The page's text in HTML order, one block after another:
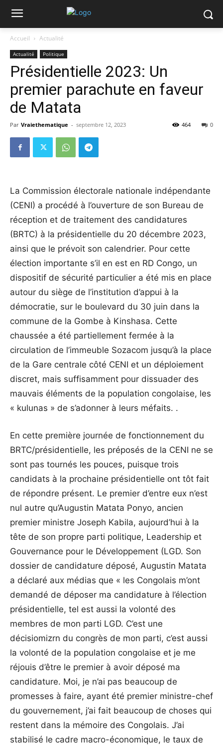
Accueil Actualité
Actualité Politique
Présidentielle 2023: Un
premier parachute en faveur
de Matata
Par Vraiethematique - septembre 12, 2023 0
464
La Commission électorale nationale indépendante
(CENI) a procédé à l’ouverture de son Bureau de
réception et de traitement des candidatures
(BRTC) à la présidentielle du 20 décembre 2023,
ainsi que le prévoit son calendrier. Pour cette
élection importante s’il en est en RD Congo, un
dispositif de sécurité particulier a été mis en place
autour du siège de l’institution d’appui à la
démocratie, sur le boulevard du 30 juin dans la
commune de la Gombe à Kinshasa. Cette
chaussée a été partiellement fermée à la
circulation de l’immeuble Sozacom jusqu’à la place
de la Gare centrale côté CENI et un déploiement
discret, mais suffisamment pour dissuader des
mauvais éléments de la population congolaise, les
« kulunas » de s’adonner à leurs méfaits. .
En cette première journée de fonctionnement du
BRTC/présidentielle, les préposés de la CENI ne se
sont pas tournés les pouces, puisque trois
candidats à la prochaine présidentielle ont tôt fait
de répondre présent. Le premier d’entre eux n’est
nul autre qu’Augustin Matata Ponyo, ancien
premier ministre Joseph Kabila, aujourd’hui à la
tête de son propre parti politique, Leadership et
Gouvernance pour le Développement (LGD. Son
dossier de candidature déposé, Augustin Matata
a déclaré aux médias que « les Congolais m’ont
demandé de déposer ma candidature à l’élection
présidentielle, tel est aussi la volonté des
membres de mon parti LGD. C’est une
décisiomizrn du congrès de mon parti, c’est aussi
la volonté de la population congolaise et je me
réjouis d’être le premier à avoir déposé ma
candidature. Moi, je n’ai pas beaucoup de
promesses à faire, ayant été premier ministre-chef
du gouvernement, j’ai fait beaucoup de choses qui
restent dans la mémoire des Congolais. J’ai
stabilisé le cadre macro-économique, le taux de